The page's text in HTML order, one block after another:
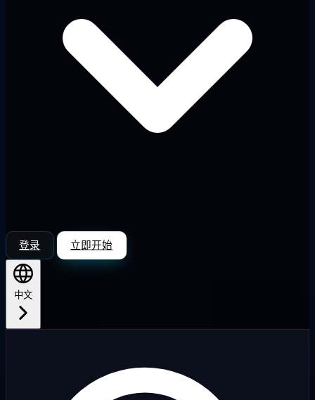
登录 立即开始
中文